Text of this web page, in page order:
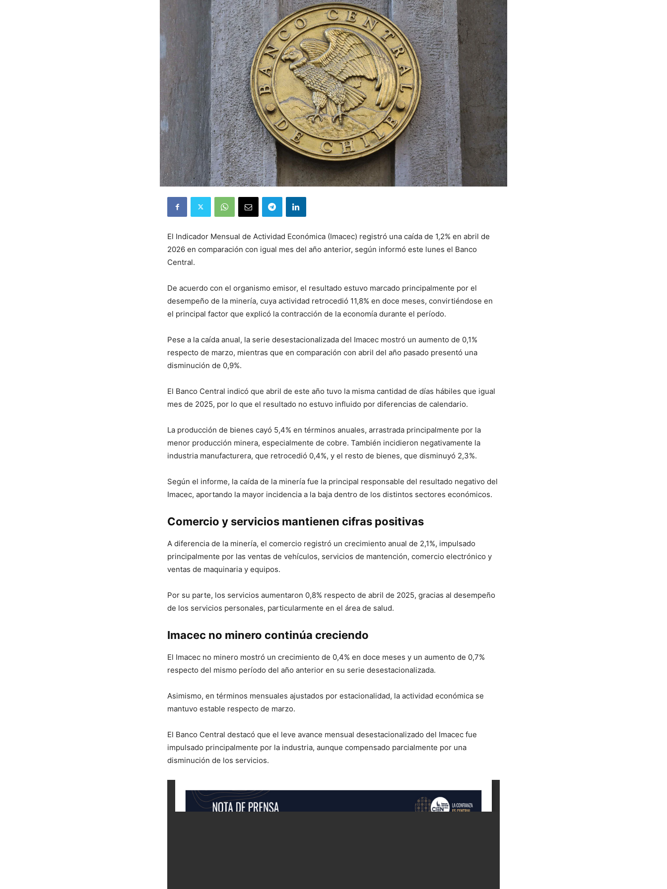
El Indicador Mensual de Actividad Económica (Imacec) registró una caída de 1,2% en abril de
2026 en comparación con igual mes del año anterior, según informó este lunes el Banco
Central.
De acuerdo con el organismo emisor, el resultado estuvo marcado principalmente por el
desempeño de la minería, cuya actividad retrocedió 11,8% en doce meses, convirtiéndose en
el principal factor que explicó la contracción de la economía durante el período.
Pese a la caída anual, la serie desestacionalizada del Imacec mostró un aumento de 0,1%
respecto de marzo, mientras que en comparación con abril del año pasado presentó una
disminución de 0,9%.
El Banco Central indicó que abril de este año tuvo la misma cantidad de días hábiles que igual
mes de 2025, por lo que el resultado no estuvo influido por diferencias de calendario.
La producción de bienes cayó 5,4% en términos anuales, arrastrada principalmente por la
menor producción minera, especialmente de cobre. También incidieron negativamente la
industria manufacturera, que retrocedió 0,4%, y el resto de bienes, que disminuyó 2,3%.
Según el informe, la caída de la minería fue la principal responsable del resultado negativo del
Imacec, aportando la mayor incidencia a la baja dentro de los distintos sectores económicos.
Comercio y servicios mantienen cifras positivas
A diferencia de la minería, el comercio registró un crecimiento anual de 2,1%, impulsado
principalmente por las ventas de vehículos, servicios de mantención, comercio electrónico y
ventas de maquinaria y equipos.
Por su parte, los servicios aumentaron 0,8% respecto de abril de 2025, gracias al desempeño
de los servicios personales, particularmente en el área de salud.
Imacec no minero continúa creciendo
El Imacec no minero mostró un crecimiento de 0,4% en doce meses y un aumento de 0,7%
respecto del mismo período del año anterior en su serie desestacionalizada.
Asimismo, en términos mensuales ajustados por estacionalidad, la actividad económica se
mantuvo estable respecto de marzo.
El Banco Central destacó que el leve avance mensual desestacionalizado del Imacec fue
impulsado principalmente por la industria, aunque compensado parcialmente por una
disminución de los servicios.